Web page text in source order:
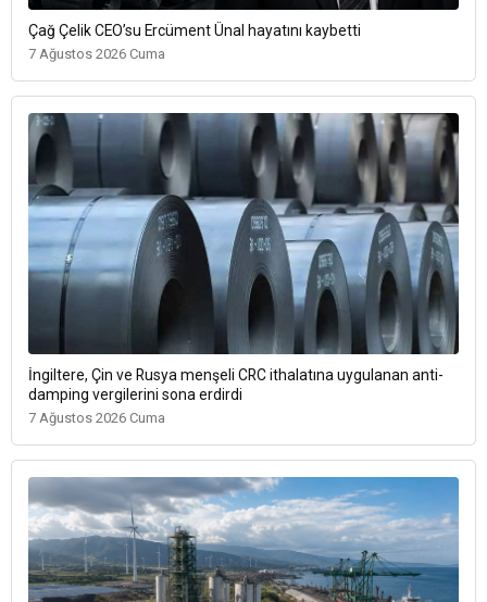
Çağ Çelik CEO’su Ercüment Ünal hayatını kaybetti
7 Ağustos 2026 Cuma
İngiltere, Çin ve Rusya menşeli CRC ithalatına uygulanan anti-
damping vergilerini sona erdirdi
7 Ağustos 2026 Cuma